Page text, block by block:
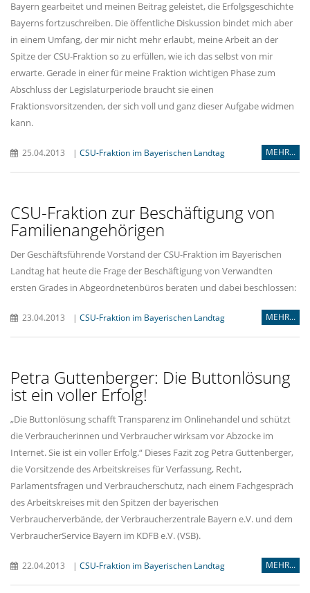
Bayern gearbeitet und meinen Beitrag geleistet, die Erfolgsgeschichte
Bayerns fortzuschreiben. Die öffentliche Diskussion bindet mich aber
in einem Umfang, der mir nicht mehr erlaubt, meine Arbeit an der
Spitze der CSU-Fraktion so zu erfüllen, wie ich das selbst von mir
erwarte. Gerade in einer für meine Fraktion wichtigen Phase zum
Abschluss der Legislaturperiode braucht sie einen
Fraktionsvorsitzenden, der sich voll und ganz dieser Aufgabe widmen
kann.
25.04.2013 | CSU-Fraktion im Bayerischen Landtag MEHR...
CSU-Fraktion zur Beschäftigung von
Familienangehörigen
Der Geschäftsführende Vorstand der CSU-Fraktion im Bayerischen
Landtag hat heute die Frage der Beschäftigung von Verwandten
ersten Grades in Abgeordnetenbüros beraten und dabei beschlossen:
23.04.2013 | CSU-Fraktion im Bayerischen Landtag MEHR...
Petra Guttenberger: Die Buttonlösung
ist ein voller Erfolg!
Die Buttonlösung schafft Transparenz im Onlinehandel und schützt
die Verbraucherinnen und Verbraucher wirksam vor Abzocke im
Internet. Sie ist ein voller Erfolg.“ Dieses Fazit zog Petra Guttenberger,
die Vorsitzende des Arbeitskreises für Verfassung, Recht,
Parlamentsfragen und Verbraucherschutz, nach einem Fachgespräch
des Arbeitskreises mit den Spitzen der bayerischen
Verbraucherverbände, der Verbraucherzentrale Bayern e.V. und dem
VerbraucherService Bayern im KDFB e.V. (VSB).
22.04.2013 | CSU-Fraktion im Bayerischen Landtag MEHR...